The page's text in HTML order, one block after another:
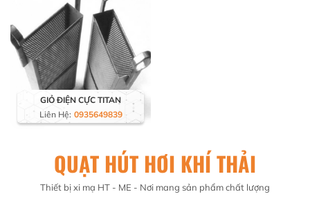
GIỎ ĐIỆN CỰC TITAN
Liên Hệ: 0935649839
QUẠT HÚT HƠI KHÍ THẢI
Thiết bị xi mạ HT - ME - Nơi mang sản phẩm chất lượng